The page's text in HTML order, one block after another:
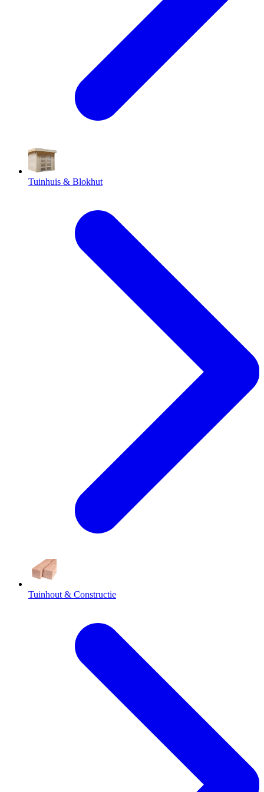
Tuinhuis & Blokhut
Tuinhout & Constructie